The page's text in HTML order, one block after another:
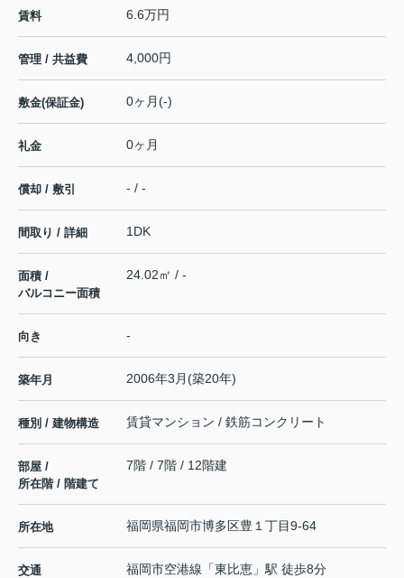
賃料 6.6万円
管理 / 共益費 4,000円
敷金(保証金) 0ヶ月(-)
礼金 0ヶ月
償却 / 敷引 - / -
間取り / 詳細 1DK
面積 /
バルコニー面積
24.02㎡ / -
向き -
築年月 2006年3月(築20年)
種別 / 建物構造 賃貸マンション / 鉄筋コンクリート
部屋 /
所在階 / 階建て
7階 / 7階 / 12階建
所在地 福岡県福岡市博多区豊 １丁目9-64
交通 福岡市空港線 「東比恵 」駅 徒歩8分